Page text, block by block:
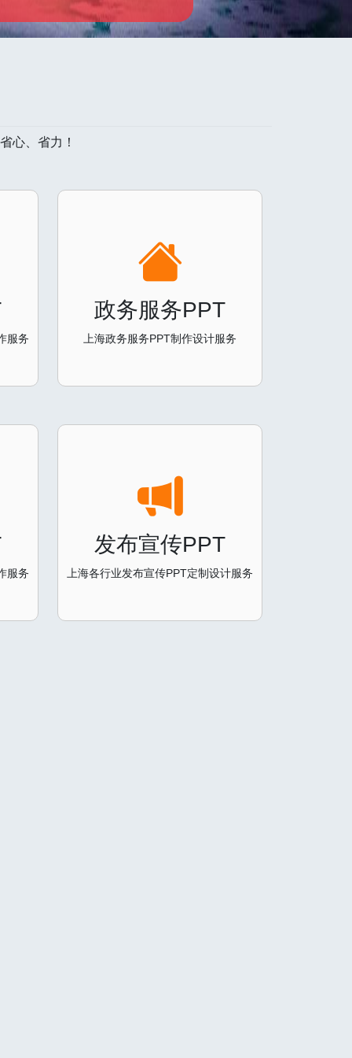
心、省力！
服务
政务服务PPT
上海政务服务PPT制作设计服务
服务
发布宣传PPT
上海各行业发布宣传PPT定制设计服务